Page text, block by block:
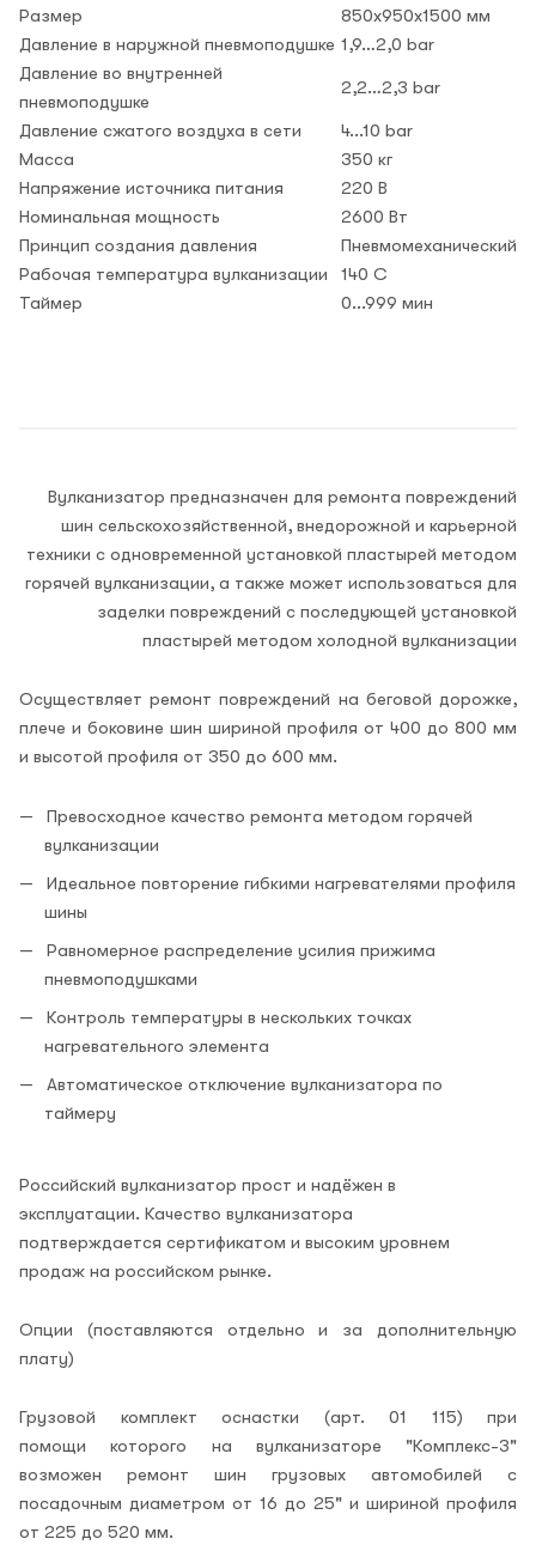
Размер
850х950х1500 мм
Давление в наружной пневмоподушке 1,9…2,0 bar
Давление во внутренней
пневмоподушке
2,2…2,3 bar
Давление сжатого воздуха в сети
4...10 bar
Масса
350 кг
Напряжение источника питания
220 В
Номинальная мощность
2600 Вт
Принцип создания давления
Пневмомеханический
Рабочая температура вулканизации
140 C
Таймер
0...999 мин
Вулканизатор предназначен для ремонта повреждений
шин сельскохозяйственной, внедорожной и карьерной
техники с одновременной установкой пластырей методом
горячей вулканизации, а также может использоваться для
заделки повреждений с последующей установкой
пластырей методом холодной вулканизации
Осуществляет ремонт повреждений на беговой дорожке,
плече и боковине шин шириной профиля от 400 до 800 мм
и высотой профиля от 350 до 600 мм.
Превосходное качество ремонта методом горячей
вулканизации
Идеальное повторение гибкими нагревателями профиля
шины
Равномерное распределение усилия прижима
пневмоподушками
Контроль температуры в нескольких точках
нагревательного элемента
Автоматическое отключение вулканизатора по
таймеру
Российский вулканизатор прост и надёжен в
эксплуатации. Качество вулканизатора
подтверждается сертификатом и высоким уровнем
продаж на российском рынке.
Опции (поставляются отдельно и за дополнительную
плату)
Грузовой комплект оснастки (арт. 01 115) при
помощи которого на вулканизаторе "Комплекс-3"
возможен ремонт шин грузовых автомобилей с
посадочным диаметром от 16 до 25" и шириной профиля
от 225 до 520 мм.